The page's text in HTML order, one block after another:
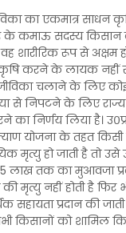
का एकमात्र साधन
के कमाऊ सदस्य किसान
शारीरिक रूप से अक्षम
करने के लायक नहीं
चलाने के लिए
से निपटने के लिए
निर्णय लिया है।
योजना के तहत
मृत्यु हो जाती है तो उसे
लाख तक का मुआवजा
मृत्यु नहीं होती है फिर
सहायता प्रदान की
किसानों को शामिल